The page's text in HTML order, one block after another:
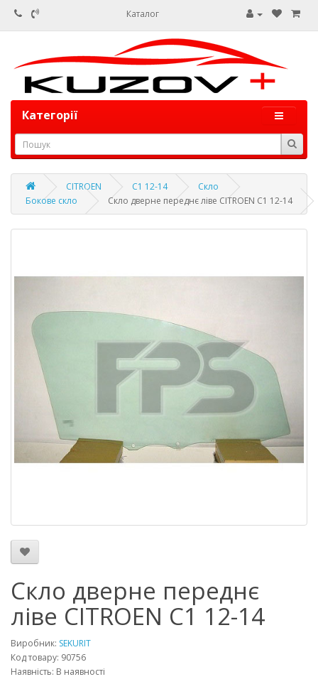
Каталог
Категорії
CITROEN C1 12-14
Скло
Бокове скло
Скло дверне переднє ліве CITROEN C1 12-14
Скло дверне переднє
ліве CITROEN C1 12-14
Виробник: SEKURIT
Код товару: 90756
Наявність: В наявності